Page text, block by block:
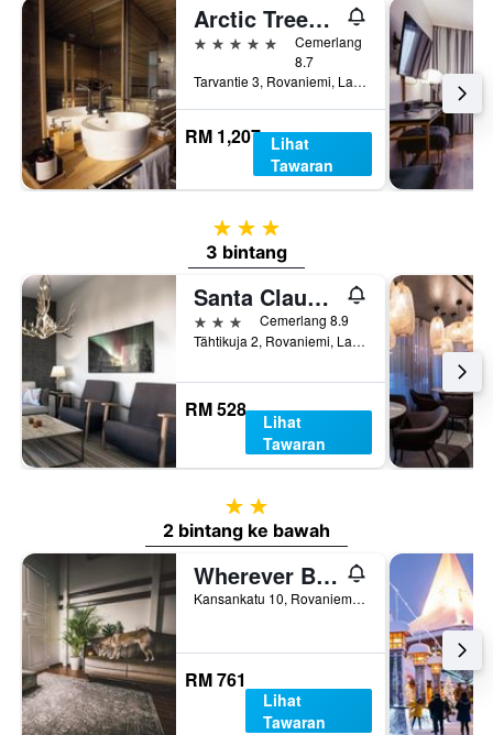
Arctic Treehouse Hotel
5 bintang
Cemerlang
8.7
Tarvantie 3, Rovaniemi, Lapland, Finland
RM 1,207 Lihat
Tawaran
3 bintang
3 bintang
Santa Claus Holiday Village
3 bintangCemerlang 8.9
Tähtikuja 2, Rovaniemi, Lapland, Finland
RM 528
Lihat
Tawaran
2 bintang
2 bintang ke bawah
Wherever Boutique Hostel
Kansankatu 10, Rovaniemi, Lapland, Finland
RM 761
Lihat
Tawaran